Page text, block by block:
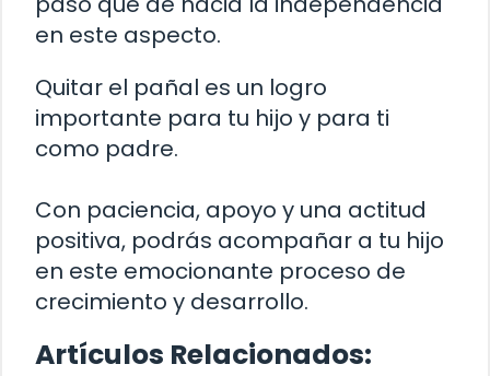
en este aspecto.
Quitar el pañal es un logro
importante para tu hijo y para ti
como padre.
Con paciencia, apoyo y una actitud
positiva, podrás acompañar a tu hijo
en este emocionante proceso de
crecimiento y desarrollo.
Artículos Relacionados: